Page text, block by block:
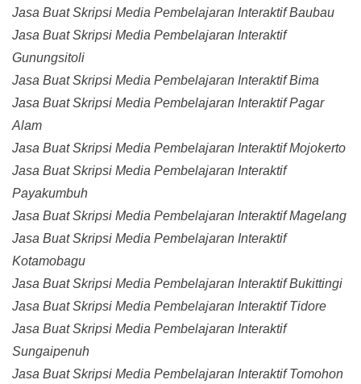
Jasa Buat Skripsi Media Pembelajaran Interaktif Baubau
Jasa Buat Skripsi Media Pembelajaran Interaktif
Gunungsitoli
Jasa Buat Skripsi Media Pembelajaran Interaktif Bima
Jasa Buat Skripsi Media Pembelajaran Interaktif Pagar
Alam
Jasa Buat Skripsi Media Pembelajaran Interaktif Mojokerto
Jasa Buat Skripsi Media Pembelajaran Interaktif
Payakumbuh
Jasa Buat Skripsi Media Pembelajaran Interaktif Magelang
Jasa Buat Skripsi Media Pembelajaran Interaktif
Kotamobagu
Jasa Buat Skripsi Media Pembelajaran Interaktif Bukittingi
Jasa Buat Skripsi Media Pembelajaran Interaktif Tidore
Jasa Buat Skripsi Media Pembelajaran Interaktif
Sungaipenuh
Jasa Buat Skripsi Media Pembelajaran Interaktif Tomohon